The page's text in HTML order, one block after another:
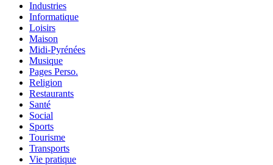
Industries
Informatique
Loisirs
Maison
Midi-Pyrénées
Musique
Pages Perso.
Religion
Restaurants
Santé
Social
Sports
Tourisme
Transports
Vie pratique